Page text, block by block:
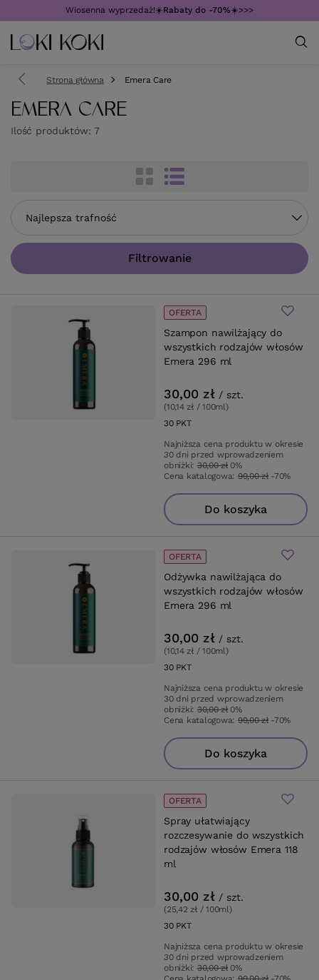
Wiosenna wyprzedaż!☀️Rabaty do -70%☀️>>>
Strona główna Emera Care
EMERA CARE
Ilość produktów: 7
Zmień sortowanie
Najlepsza trafność
Filtrowanie
Szampon nawilżający do
wszystkich rodzajów włosów
Emera 296 ml
OFERTA
30,00 zł / szt.
(10,14 zł / 100ml)
30PKTpunktów
Najniższa cena produktu w okresie
30 dni przed wprowadzeniem
obniżki: 30,00 zł 0%
Cena katalogowa: 99,00 zł -70%
Do koszyka
Odżywka nawilżająca do
wszystkich rodzajów włosów
Emera 296 ml
OFERTA
30,00 zł / szt.
(10,14 zł / 100ml)
30PKTpunktów
Najniższa cena produktu w okresie
30 dni przed wprowadzeniem
obniżki: 30,00 zł 0%
Cena katalogowa: 99,00 zł -70%
Do koszyka
Spray ułatwiający
rozczesywanie do wszystkich
rodzajów włosów Emera 118
ml
OFERTA
30,00 zł / szt.
(25,42 zł / 100ml)
30PKTpunktów
Najniższa cena produktu w okresie
30 dni przed wprowadzeniem
obniżki: 30,00 zł 0%